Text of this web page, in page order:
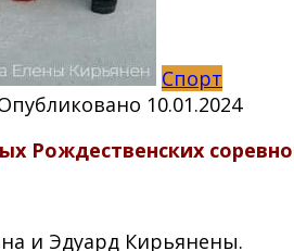
Спорт
10.01.2024
Рождественских
и Эдуард Кирьянены.